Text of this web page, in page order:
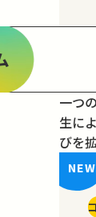
一つ
生に
びを